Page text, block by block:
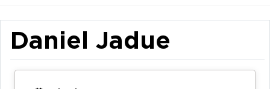
Daniel Jadue